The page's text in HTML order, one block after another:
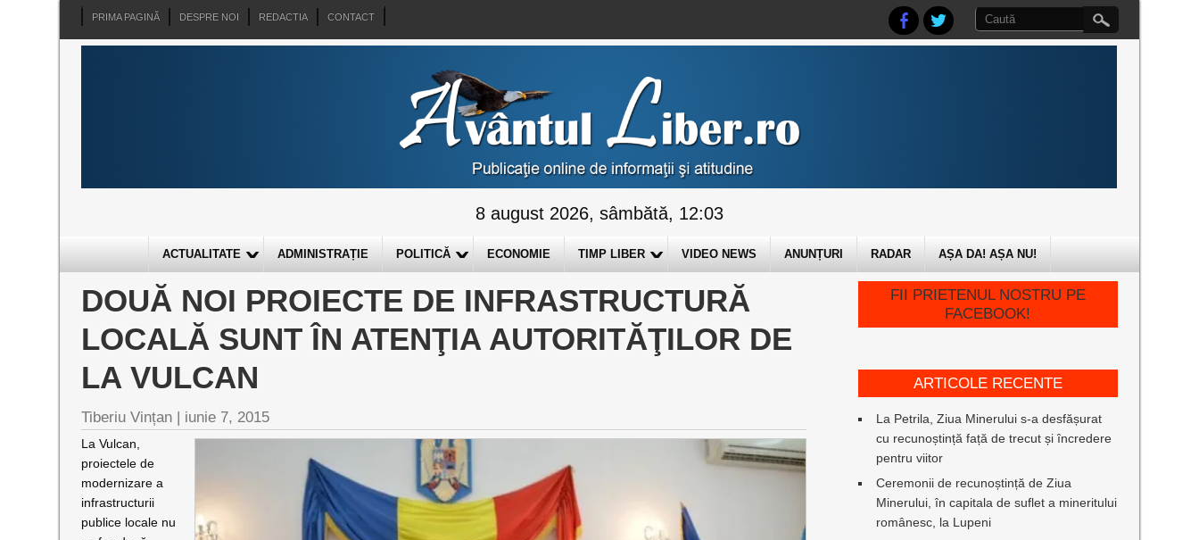
PRIMA PAGINĂ DESPRE NOI REDACTIA CONTACT
8 august 2026, sâmbătă, 12:03
ACTUALITATE ADMINISTRAȚIE POLITICĂ ECONOMIE TIMP LIBER VIDEO NEWS ANUNȚURI RADAR AȘA DA! AȘA NU!
DOUĂ NOI PROIECTE DE INFRASTRUCTURĂ
LOCALĂ SUNT ÎN ATENŢIA AUTORITĂŢILOR DE
LA VULCAN
Tiberiu Vințan | iunie 7, 2015
La Vulcan,
proiectele de
modernizare a
infrastructurii
publice locale nu
FII PRIETENUL NOSTRU PE
FACEBOOK!
ARTICOLE RECENTE
La Petrila, Ziua Minerului s-a desfășurat
cu recunoștință față de trecut și încredere
pentru viitor
Ceremonii de recunoștință de Ziua
Minerului, în capitala de suflet a mineritului
românesc, la Lupeni